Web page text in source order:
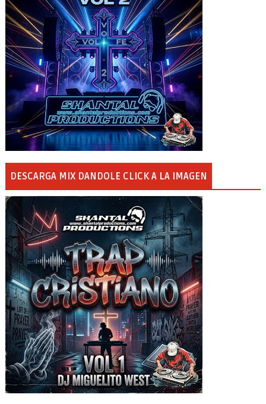
DESCARGA MIX DANDOLE CLICK A LA IMAGEN